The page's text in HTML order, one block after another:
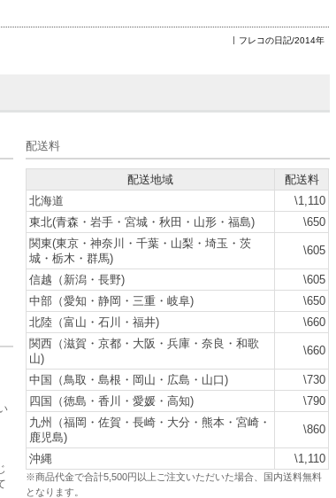
フレコの日記/2014年
配送料
配送地域
配送料
北海道
\1,110
東北(青森・岩手・宮城・秋田・山形・福島)
\650
関東(東京・神奈川・千葉・山梨・埼玉・茨
城・栃木・群馬)
\605
信越（新潟・長野)
\605
中部（愛知・静岡・三重・岐阜)
\650
北陸（富山・石川・福井)
\660
関西（滋賀・京都・大阪・兵庫・奈良・和歌
山)
\660
中国（鳥取・島根・岡山・広島・山口)
\730
四国（徳島・香川・愛媛・高知)
\790
九州（福岡・佐賀・長崎・大分・熊本・宮崎・
鹿児島)
\860
沖縄 \1,110
※商品代金で合計5,500円以上ご注文いただいた場合、国内送料無料
となります。